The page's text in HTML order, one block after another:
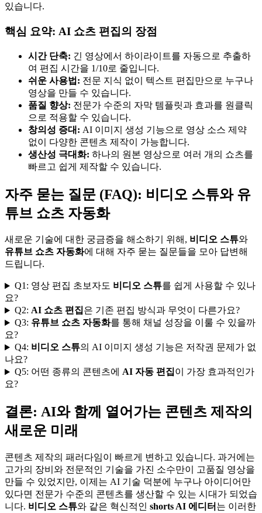
있습니다.
핵심 요약: AI 쇼츠 편집의 장점
시간 단축: 긴 영상에서 하이라이트를 자동으로 추출하
여 편집 시간을 1/10로 줄입니다.
쉬운 사용법: 전문 지식 없이 텍스트 편집만으로 누구나
영상을 만들 수 있습니다.
품질 향상: 전문가 수준의 자막 템플릿과 효과를 원클릭
으로 적용할 수 있습니다.
창의성 증대: AI 이미지 생성 기능으로 영상 소스 제약
없이 다양한 콘텐츠 제작이 가능합니다.
생산성 극대화: 하나의 원본 영상으로 여러 개의 쇼츠를
빠르고 쉽게 제작할 수 있습니다.
자주 묻는 질문 (FAQ): 비디오 스튜와 유
튜브 쇼츠 자동화
새로운 기술에 대한 궁금증을 해소하기 위해, 비디오 스튜와
유튜브 쇼츠 자동화에 대해 자주 묻는 질문들을 모아 답변해
드립니다.
Q1: 영상 편집 초보자도 비디오 스튜를 쉽게 사용할 수 있나
요?
Q2: AI 쇼츠 편집은 기존 편집 방식과 무엇이 다른가요?
Q3: 유튜브 쇼츠 자동화를 통해 채널 성장을 이룰 수 있을까
요?
Q4: 비디오 스튜의 AI 이미지 생성 기능은 저작권 문제가 없
나요?
Q5: 어떤 종류의 콘텐츠에 AI 자동 편집이 가장 효과적인가
요?
결론: AI와 함께 열어가는 콘텐츠 제작의
새로운 미래
콘텐츠 제작의 패러다임이 빠르게 변하고 있습니다. 과거에는
고가의 장비와 전문적인 기술을 가진 소수만이 고품질 영상을
만들 수 있었지만, 이제는 AI 기술 덕분에 누구나 아이디어만
있다면 전문가 수준의 콘텐츠를 생산할 수 있는 시대가 되었습
니다. 비디오 스튜와 같은 혁신적인 shorts AI 에디터 는 이러한